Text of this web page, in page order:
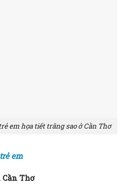
em họa tiết trăng sao ở Cần Thơ
em
Thơ